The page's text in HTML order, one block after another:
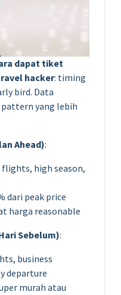
dapat tiket
hacker: timing
bird. Data
yang lebih
Ahead):
high season,
dari peak price
harga reasonable
Sebelum):
business
departure
murah atau